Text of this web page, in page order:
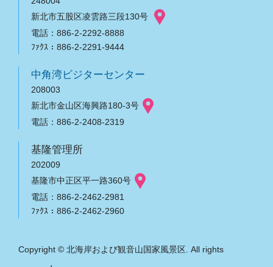
新北市五股区凌雲路三段130号
電話：886-2-2292-8888
ﾌｧｸｽ：886-2-2291-9444
中角湾ビジターセンター
208003
新北市金山区海興路180-3号
電話：886-2-2408-2319
基隆管理所
202009
基隆市中正区平一路360号
電話：886-2-2462-2981
ﾌｧｸｽ：886-2-2462-2960
Copyright © 北海岸および観音山国家風景区. All rights